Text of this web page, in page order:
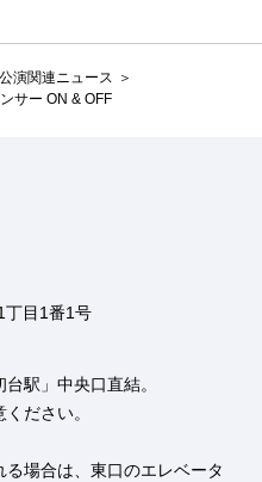
演関連ニュース
サー ON & OFF
目1番1号
駅」中央口直結。
ださい。
場合は、東口のエレベータ